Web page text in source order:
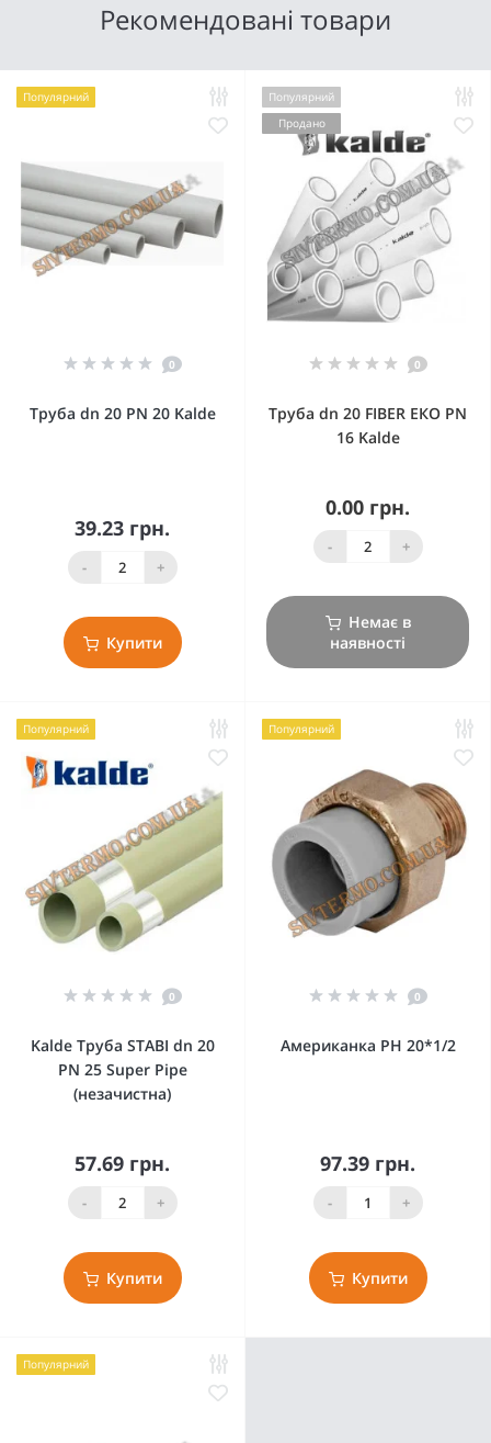
Рекомендовані товари
Популярний
0
Труба dn 20 PN 20 Kalde
39.23 грн.
- +
Купити
Популярний
Продано
0
Труба dn 20 FIBER ЕКО PN
16 Kalde
0.00 грн.
- +
Немає в
наявності
Популярний
0
Kalde Труба STABI dn 20
PN 25 Super Pipe
(незачистна)
57.69 грн.
- +
Купити
Популярний
0
Американка РН 20*1/2
97.39 грн.
- +
Купити
Популярний